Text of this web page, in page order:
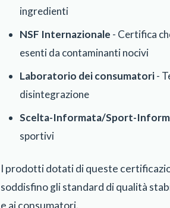
ingredienti
NSF Internazionale - Certifica
esenti da contaminanti nocivi
Laboratorio dei consumatori-
disintegrazione
Scelta-Informata/Sport-
sportivi
I prodotti dotati di queste
soddisfino gli standard di qualità